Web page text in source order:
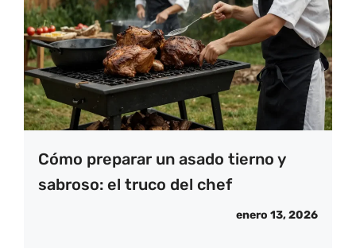
Cómo preparar un asado tierno y
sabroso: el truco del chef
enero 13, 2026